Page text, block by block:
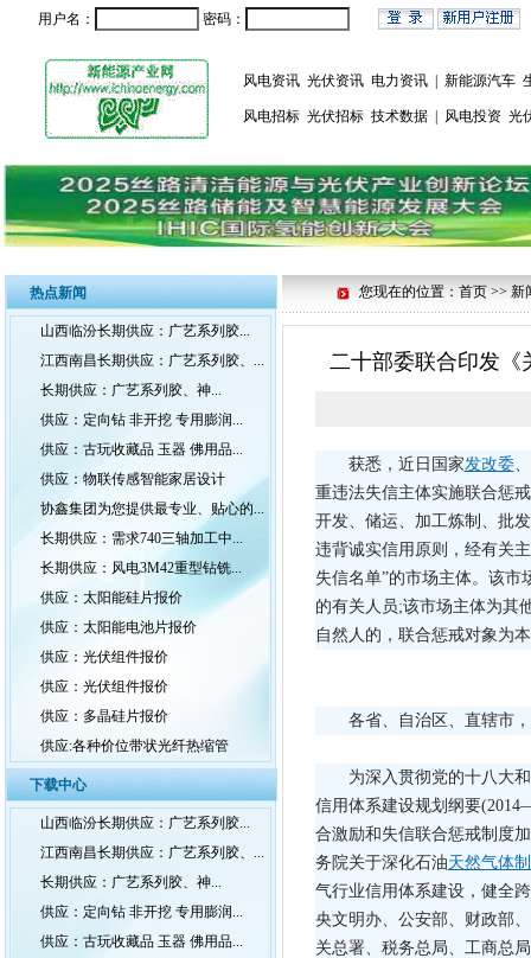
用户名： 密码：
风电资讯 光伏资讯 电力资讯 新能源汽车
风电招标 光伏招标 技术数据 风电投资 光
热点新闻
山西临汾长期供应：广艺系列胶...
江西南昌长期供应：广艺系列胶、...
长期供应：广艺系列胶、神...
供应：定向钻 非开挖 专用膨润...
供应：古玩收藏品 玉器 佛用品...
供应：物联传感智能家居设计
协鑫集团为您提供最专业、贴心的...
长期供应：需求740三轴加工中...
长期供应：风电3M42重型钻铣...
供应：太阳能硅片报价
供应：太阳能电池片报价
供应：光伏组件报价
供应：光伏组件报价
供应：多晶硅片报价
供应:各种价位带状光纤热缩管
下载中心
山西临汾长期供应：广艺系列胶...
江西南昌长期供应：广艺系列胶、...
长期供应：广艺系列胶、神...
供应：定向钻 非开挖 专用膨润...
供应：古玩收藏品 玉器 佛用品...
您现在的位置：首页 >> 新
二十部委联合印发《
获悉，近日国家发改委
重违法失信主体实施联合惩
开发、储运、加工炼制、批
违背诚实信用原则，经有关
失信名单”的市场主体。该
的有关人员;该市场主体为其
自然人的，联合惩戒对象为
各省、自治区、直辖市
为深入贯彻党的十八大
信用体系建设规划纲要
合激励和失信联合惩戒制度
务院关于深化石油天然气体
气行业信用体系建设，健全
央文明办、公安部、财政部
关总署、税务总局、工商总